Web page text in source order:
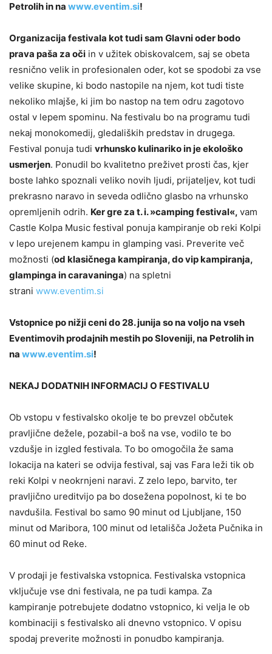
Petrolih in na www.eventim.si!
Organizacija festivala kot tudi sam Glavni oder bodo
prava paša za oči in v užitek obiskovalcem, saj se obeta
resnično velik in profesionalen oder, kot se spodobi za vse
velike skupine, ki bodo nastopile na njem, kot tudi tiste
nekoliko mlajše, ki jim bo nastop na tem odru zagotovo
ostal v lepem spominu. Na festivalu bo na programu tudi
nekaj monokomedij, gledaliških predstav in drugega.
Festival ponuja tudi vrhunsko kulinariko in je ekološko
usmerjen. Ponudil bo kvalitetno preživet prosti čas, kjer
boste lahko spoznali veliko novih ljudi, prijateljev, kot tudi
prekrasno naravo in seveda odlično glasbo na vrhunsko
opremljenih odrih. Ker gre za t. i. »camping festival«, vam
Castle Kolpa Music festival ponuja kampiranje ob reki Kolpi
v lepo urejenem kampu in glamping vasi. Preverite več
možnosti (od klasičnega kampiranja, do vip kampiranja,
glampinga in caravaninga) na spletni
strani www.eventim.si
Vstopnice po nižji ceni do 28. junija so na voljo na vseh
Eventimovih prodajnih mestih po Sloveniji, na Petrolih in
na www.eventim.si!
NEKAJ DODATNIH INFORMACIJ O FESTIVALU
Ob vstopu v festivalsko okolje te bo prevzel občutek
pravljične dežele, pozabil-a boš na vse, vodilo te bo
vzdušje in izgled festivala. To bo omogočila že sama
lokacija na kateri se odvija festival, saj vas Fara leži tik ob
reki Kolpi v neokrnjeni naravi. Z zelo lepo, barvito, ter
pravljično ureditvijo pa bo dosežena popolnost, ki te bo
navdušila. Festival bo samo 90 minut od Ljubljane, 150
minut od Maribora, 100 minut od letališča Jožeta Pučnika in
60 minut od Reke.
V prodaji je festivalska vstopnica. Festivalska vstopnica
vključuje vse dni festivala, ne pa tudi kampa. Za
kampiranje potrebujete dodatno vstopnico, ki velja le ob
kombinaciji s festivalsko ali dnevno vstopnico. V opisu
spodaj preverite možnosti in ponudbo kampiranja.